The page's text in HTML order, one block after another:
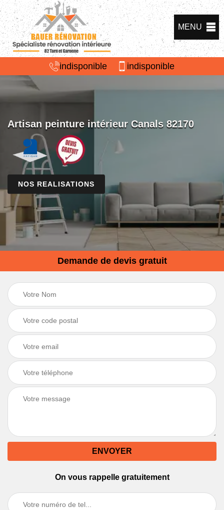
MENU
indisponible indisponible
Artisan peinture intérieur Canals 82170
NOS REALISATIONS
Demande de devis gratuit
On vous rappelle gratuitement